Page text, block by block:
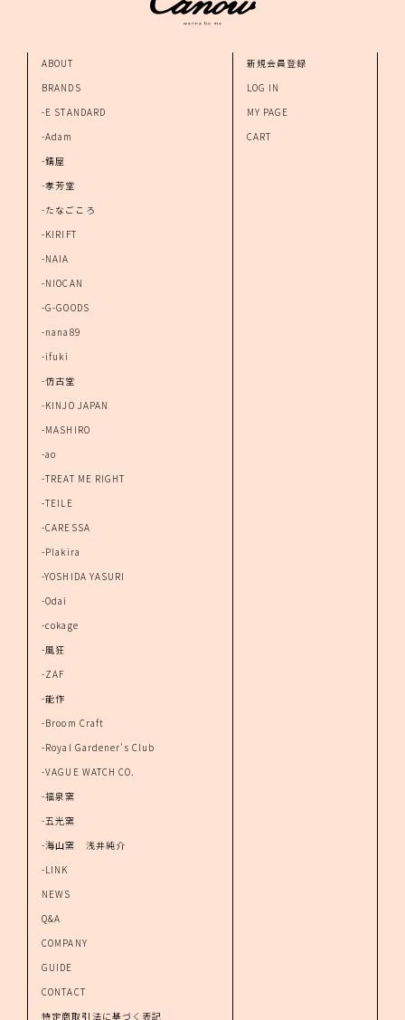
ABOUT
BRANDS
-E STANDARD
-Adam
-錆屋
-孝芳堂
-たなごころ
-KIRIFT
-NAIA
-NIOCAN
-G-GOODS
-nana89
-ifuki
-仿古堂
-KINJO JAPAN
-MASHIRO
-ao
-TREAT ME RIGHT
-TEILE
-CARESSA
-Plakira
-YOSHIDA YASURI
-Odai
-cokage
-風狂
-ZAF
-能作
-Broom Craft
-Royal Gardener's Club
-VAGUE WATCH CO.
-福泉窯
-五光窯
-海山窯 浅井純介
-LINK
NEWS
Q&A
COMPANY
GUIDE
CONTACT
特定商取引法に基づく表記
新規会員登録
LOG IN
MY PAGE
CART